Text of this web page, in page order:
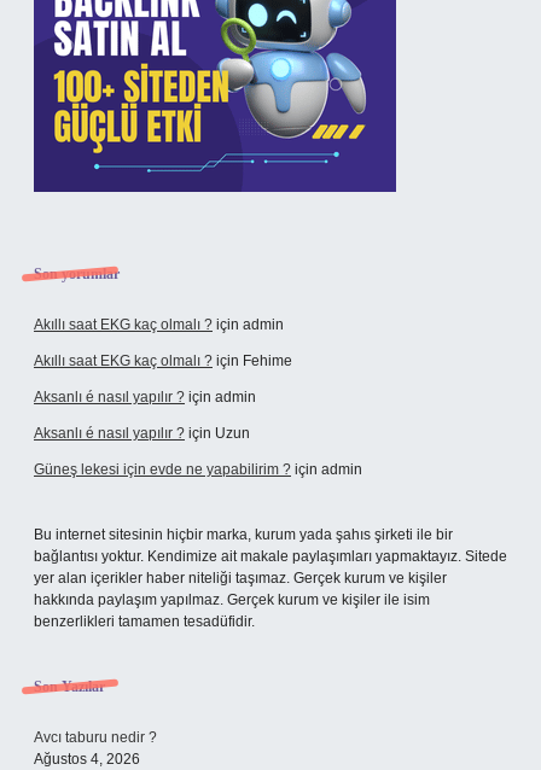
Son yorumlar
Akıllı saat EKG kaç olmalı ? için admin
Akıllı saat EKG kaç olmalı ? için Fehime
Aksanlı é nasıl yapılır ? için admin
Aksanlı é nasıl yapılır ? için Uzun
Güneş lekesi için evde ne yapabilirim ? için admin
Bu internet sitesinin hiçbir marka, kurum yada şahıs şirketi ile bir
bağlantısı yoktur. Kendimize ait makale paylaşımları yapmaktayız. Sitede
yer alan içerikler haber niteliği taşımaz. Gerçek kurum ve kişiler
hakkında paylaşım yapılmaz. Gerçek kurum ve kişiler ile isim
benzerlikleri tamamen tesadüfidir.
Son Yazılar
Avcı taburu nedir ?
Ağustos 4, 2026